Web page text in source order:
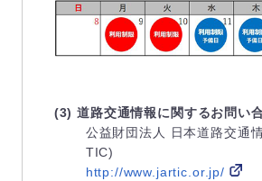
(3) 道路交通情報に関するお問い
公益財団法人 日本道路交通
TIC)
http://www.jartic.or.jp/